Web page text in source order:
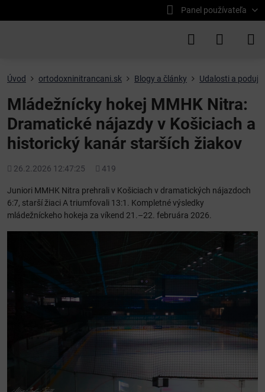
Panel používateľa
Úvod ortodoxninitrancani.sk Blogy a články Udalosti a
Mládežnícky hokej MMHK Nitra:
Dramatické nájazdy v Košiciach a
historický kanár starších žiakov
Pridané
26.2.2026 12:47:25
Počet
419
Juniori MMHK Nitra prehrali v Košiciach v dramatických nájazdoch
6:7, starší žiaci A triumfovali 13:1. Kompletné výsledky
mládežníckeho hokeja za víkend 21.–22. februára 2026.